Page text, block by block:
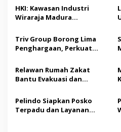
a
s
i
p
o
s
HKI: Kawasan Industri
Wiraraja Madura
Pertumbuhan Ekonomi
Baru
Triv Group Borong Lima
Penghargaan, Perkuat
Aset Digital Terpercaya
Relawan Rumah Zakat
Bantu Evakuasi dan
Kebakaran KMP Mutiara
Sentosa II
Pelindo Siapkan Posko
Terpadu dan Layanan